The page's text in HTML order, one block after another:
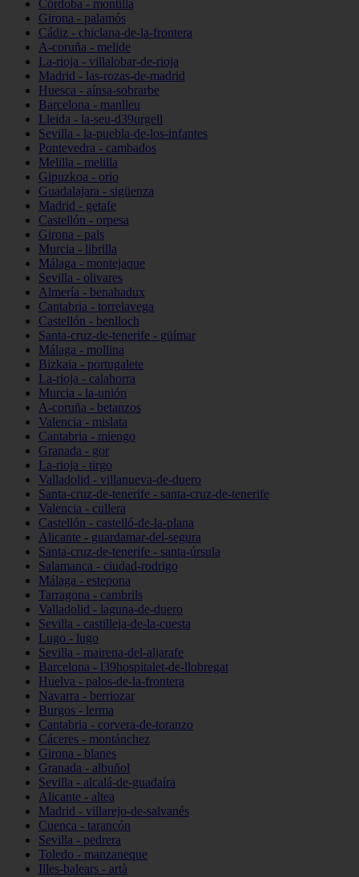
Córdoba - montilla
Girona - palamós
Cádiz - chiclana-de-la-frontera
A-coruña - melide
La-rioja - villalobar-de-rioja
Madrid - las-rozas-de-madrid
Huesca - aínsa-sobrarbe
Barcelona - manlleu
Lleida - la-seu-d39urgell
Sevilla - la-puebla-de-los-infantes
Pontevedra - cambados
Melilla - melilla
Gipuzkoa - orio
Guadalajara - sigüenza
Madrid - getafe
Castellón - orpesa
Girona - pals
Murcia - librilla
Málaga - montejaque
Sevilla - olivares
Almería - benahadux
Cantabria - torrelavega
Castellón - benlloch
Santa-cruz-de-tenerife - güímar
Málaga - mollina
Bizkaia - portugalete
La-rioja - calahorra
Murcia - la-unión
A-coruña - betanzos
Valencia - mislata
Cantabria - miengo
Granada - gor
La-rioja - tirgo
Valladolid - villanueva-de-duero
Santa-cruz-de-tenerife - santa-cruz-de-tenerife
Valencia - cullera
Castellón - castelló-de-la-plana
Alicante - guardamar-del-segura
Santa-cruz-de-tenerife - santa-úrsula
Salamanca - ciudad-rodrigo
Málaga - estepona
Tarragona - cambrils
Valladolid - laguna-de-duero
Sevilla - castilleja-de-la-cuesta
Lugo - lugo
Sevilla - mairena-del-aljarafe
Barcelona - l39hospitalet-de-llobregat
Huelva - palos-de-la-frontera
Navarra - berriozar
Burgos - lerma
Cantabria - corvera-de-toranzo
Cáceres - montánchez
Girona - blanes
Granada - albuñol
Sevilla - alcalá-de-guadaíra
Alicante - altea
Madrid - villarejo-de-salvanés
Cuenca - tarancón
Sevilla - pedrera
Toledo - manzaneque
Illes-balears - artà